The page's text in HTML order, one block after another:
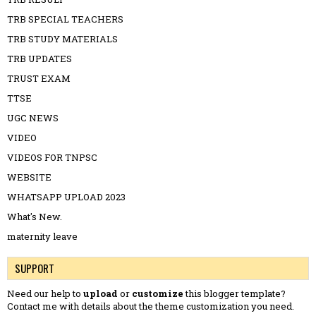
TRB SPECIAL TEACHERS
TRB STUDY MATERIALS
TRB UPDATES
TRUST EXAM
TTSE
UGC NEWS
VIDEO
VIDEOS FOR TNPSC
WEBSITE
WHATSAPP UPLOAD 2023
What's New.
maternity leave
SUPPORT
Need our help to upload or customizethis blogger template?
Contact me with details about the theme customization you need.